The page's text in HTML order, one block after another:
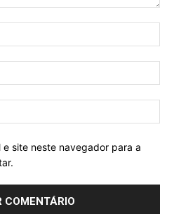
e site neste navegador para a